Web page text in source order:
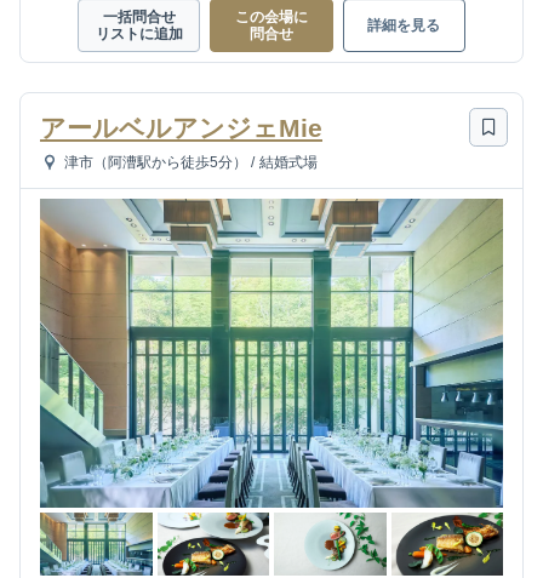
一括問合せ
リストに追加
この会場に
問合せ
詳細を見る
アールベルアンジェMie
津市（阿漕駅から徒歩5分） / 結婚式場